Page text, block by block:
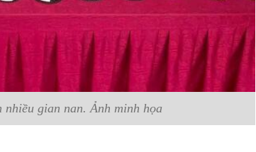
gian nan. Ảnh minh họa